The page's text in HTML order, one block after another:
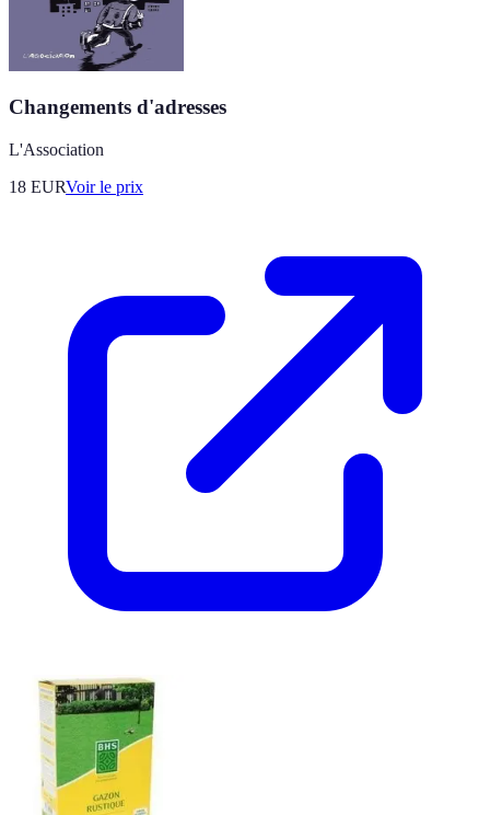
Changements d'adresses
L'Association
18 EURVoir le prix